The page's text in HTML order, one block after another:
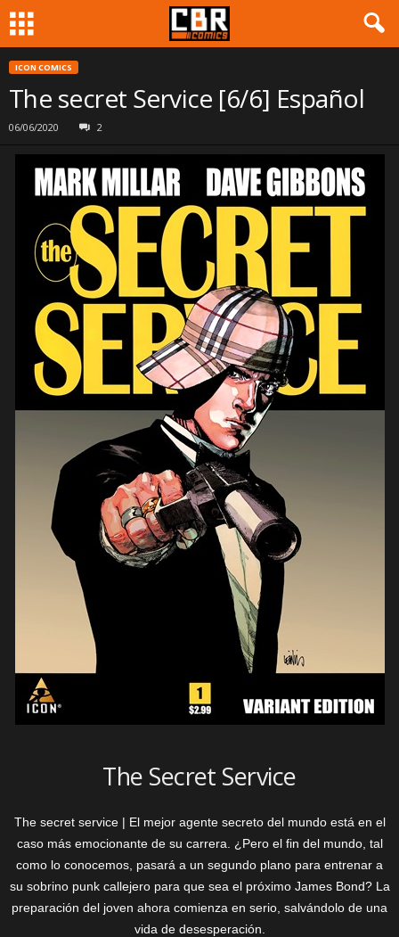
ICON COMICS
The secret Service [6/6] Español
06/06/2020 2
The Secret Service
The secret service | El mejor agente secreto del mundo está en el
caso más emocionante de su carrera. ¿Pero el fin del mundo, tal
como lo conocemos, pasará a un segundo plano para entrenar a
su sobrino punk callejero para que sea el próximo James Bond? La
preparación del joven ahora comienza en serio, salvándolo de una
vida de desesperación.